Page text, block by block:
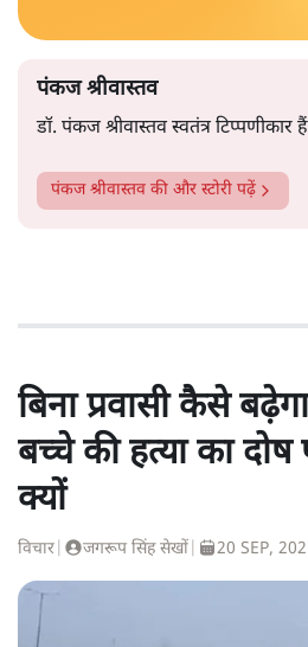
पंकज श्रीवास्तव
डॉ. पंकज श्रीवास्तव स्वतंत्र टिप्पणीकार
पंकज श्रीवास्तव की और स्टोरी पढ़ें
बिना प्रवासी कैसे
बच्चे की हत्या का
क्यों
विचार जगरूप सिंह सेखों 20 SEP,